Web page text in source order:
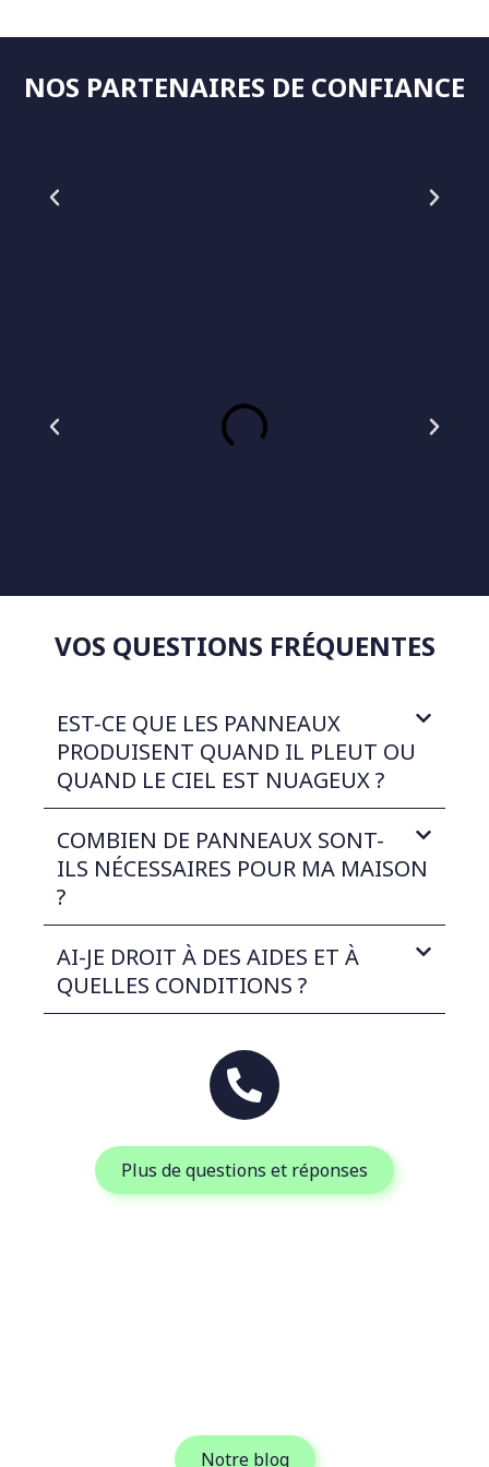
NOS PARTENAIRES DE CONFIANCE
VOS QUESTIONS FRÉQUENTES
EST-CE QUE LES PANNEAUX
PRODUISENT QUAND IL PLEUT OU
QUAND LE CIEL EST NUAGEUX ?
COMBIEN DE PANNEAUX SONT-
ILS NÉCESSAIRES POUR MA MAISON
?
AI-JE DROIT À DES AIDES ET À
QUELLES CONDITIONS ?
Plus de questions et réponses
Notre blog